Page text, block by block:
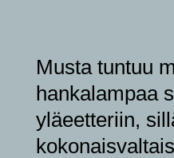
Musta tuntuu
hankalampaa
yläeetteriin,